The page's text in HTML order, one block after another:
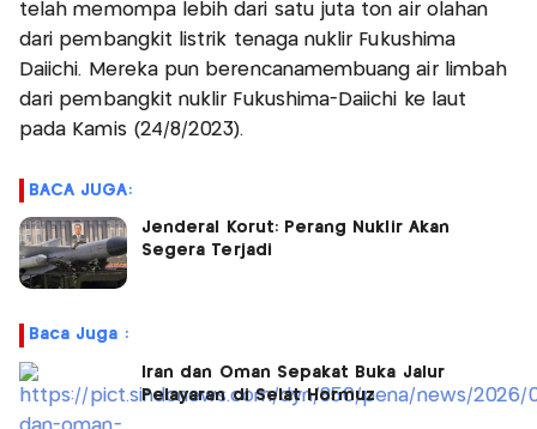
telah memompa lebih dari satu juta ton air olahan
dari pembangkit listrik tenaga nuklir Fukushima
Daiichi. Mereka pun berencanamembuang air limbah
dari pembangkit nuklir Fukushima-Daiichi ke laut
pada Kamis (24/8/2023).
BACA JUGA:
Jenderal Korut: Perang Nuklir Akan
Segera Terjadi
Baca Juga :
Iran dan Oman Sepakat Buka Jalur
Pelayaran di Selat Hormuz